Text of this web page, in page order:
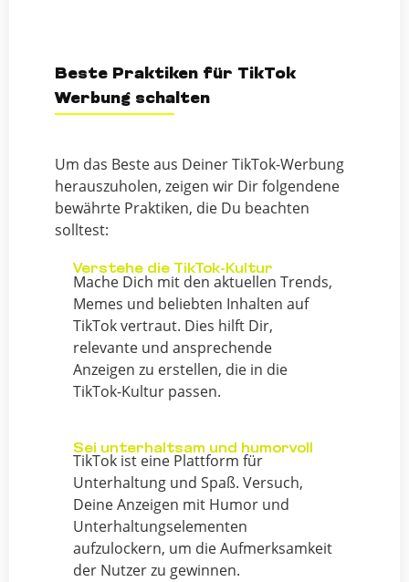
Beste Praktiken für TikTok
Werbung schalten
Um das Beste aus Deiner TikTok-Werbung
herauszuholen, zeigen wir Dir folgendene
bewährte Praktiken, die Du beachten
solltest:
Verstehe die TikTok-Kultur
Mache Dich mit den aktuellen Trends,
Memes und beliebten Inhalten auf
TikTok vertraut. Dies hilft Dir,
relevante und ansprechende
Anzeigen zu erstellen, die in die
TikTok-Kultur passen.
Sei unterhaltsam und humorvoll
TikTok ist eine Plattform für
Unterhaltung und Spaß. Versuch,
Deine Anzeigen mit Humor und
Unterhaltungselementen
aufzulockern, um die Aufmerksamkeit
der Nutzer zu gewinnen.